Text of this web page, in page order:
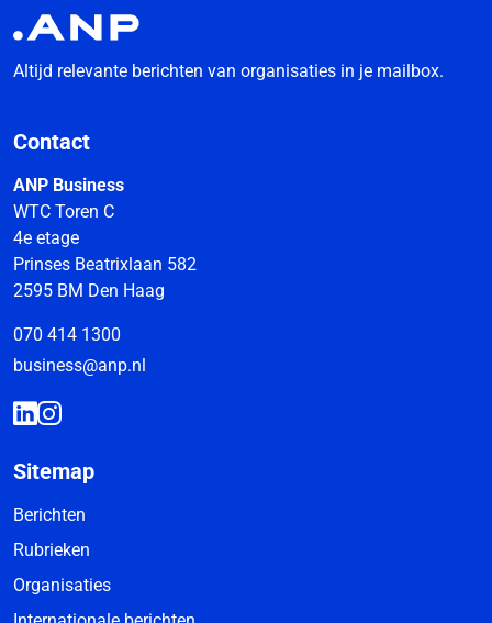
Altijd relevante berichten van organisaties in je mailbox.
Contact
ANP Business
WTC Toren C
4e etage
Prinses Beatrixlaan 582
2595 BM Den Haag
070 414 1300
business@anp.nl
Sitemap
Berichten
Rubrieken
Organisaties